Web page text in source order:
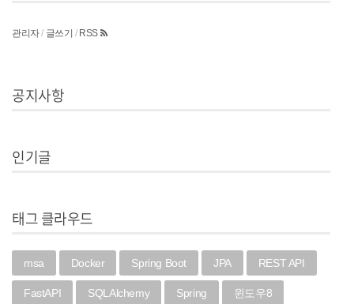
관리자/ 글쓰기 / RSS
공지사항
인기글
태그 클라우드
msa Docker Spring Boot JPA REST API
FastAPI SQLAlchemy Spring 윈도우8